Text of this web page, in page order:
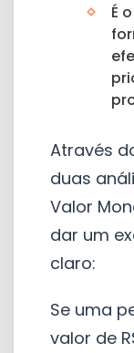
É
Através
duas
Valor
dar um
claro:
Se uma
valor de